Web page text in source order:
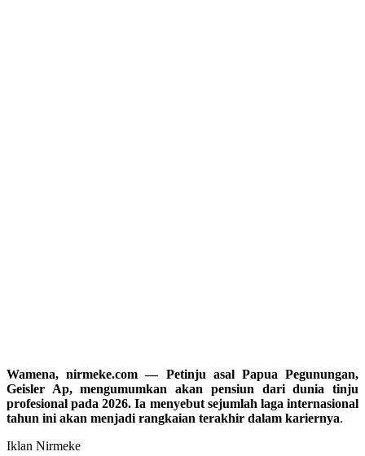
Wamena, nirmeke.com — Petinju asal Papua Pegunungan,
Geisler Ap, mengumumkan akan pensiun dari dunia tinju
profesional pada 2026. Ia menyebut sejumlah laga internasional
tahun ini akan menjadi rangkaian terakhir dalam kariernya.
Iklan Nirmeke